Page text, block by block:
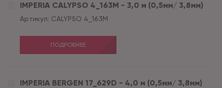
IMPERIA CALYPSO 4_163M - 3,0 м (0,5мм/ 3,8мм)
Артикул: CALYPSO 4_163M
ПОДРОБНЕЕ
IMPERIA BERGEN 17_629D - 4,0 м (0,5мм/ 3,8мм)